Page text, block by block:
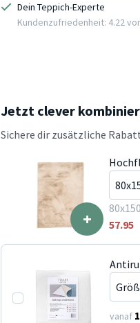
Dein Teppich-Experte
Kundenzufriedenheit: 4.22 von
Jetzt clever
Sichere dir zusätzliche
+
57.95
vanaf